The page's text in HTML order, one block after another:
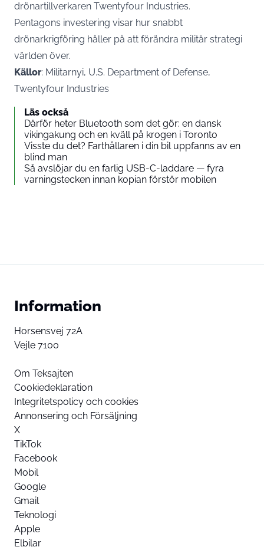
drönartillverkaren Twentyfour Industries.
Pentagons investering visar hur snabbt
drönarkrigföring håller på att förändra militär strategi
världen över.
Källor: Militarnyi, U.S. Department of Defense,
Twentyfour Industries
Läs också
Därför heter Bluetooth som det gör: en dansk
vikingakung och en kväll på krogen i Toronto
Visste du det? Farthållaren i din bil uppfanns av en
blind man
Så avslöjar du en farlig USB-C-laddare — fyra
varningstecken innan kopian förstör mobilen
Information
Horsensvej 72A
Vejle 7100
Om Teksajten
Cookiedeklaration
Integritetspolicy och cookies
Annonsering och Försäljning
X
TikTok
Facebook
Mobil
Google
Gmail
Teknologi
Apple
Elbilar